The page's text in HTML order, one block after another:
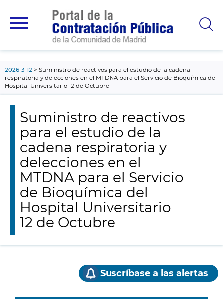
principal
2026-3-12
Suministro de reactivos para el estudio de la cadena
respiratoria y delecciones en el MTDNA para el Servicio de Bioquímica del
Hospital Universitario 12 de Octubre
Suministro de reactivos
para el estudio de la
cadena respiratoria y
delecciones en el
MTDNA para el Servicio
de Bioquímica del
Hospital Universitario
12 de Octubre
Suscríbase a las alertas